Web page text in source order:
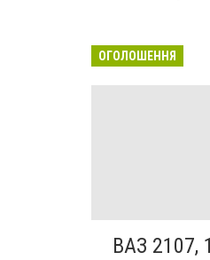
ОГОЛОШЕННЯ
ВАЗ 2107,